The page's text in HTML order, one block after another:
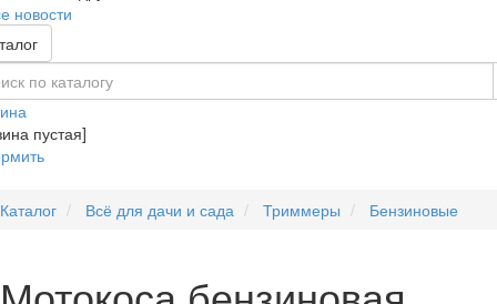
новости
пустая]
Каталог Всё для дачи и сада Триммеры Бензиновые